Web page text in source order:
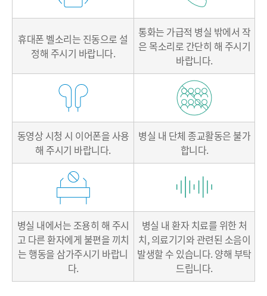
정
을
위
협
내
휴대폰 벨소리는 진동으로 설
정해 주시기 바랍니다.
통화는 가급적 병실 밖에서 작
은 목소리로 간단히 해 주시기
바랍니다.
동영상 시청 시 이어폰을 사용
해 주시기 바랍니다.
병실 내 단체 종교활동은불가
합니다.
병실 내에서는 조용히 해 주시
고 다른 환자에게 불편을 끼치
는 행동을 삼가주시기 바랍니
다.
병실 내 환자 치료를 위한 처
치,의료기기와 관련된 소음이
발생할 수 있습니다. 양해 부탁
드립니다.